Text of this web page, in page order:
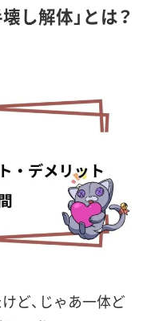
し解体」とは？
ど、じゃあ一体ど